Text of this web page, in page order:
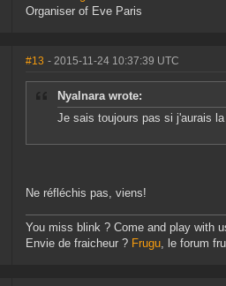
Organiser of Eve Paris
#13 - 2015-11-24 10:37:39 UTC
Nyalnara wrote:
Je sais toujours pas si j'aurais
Ne réfléchis pas, viens!
You miss blink ? Come and play with
Envie de fraicheur ? Frugu, le forum